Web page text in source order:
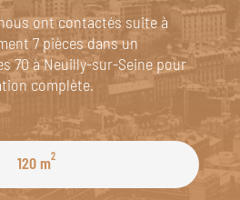
ont contactés suite à
7 pièces dans un
70 à Neuilly-sur-Seine pour
complète.
120 m2